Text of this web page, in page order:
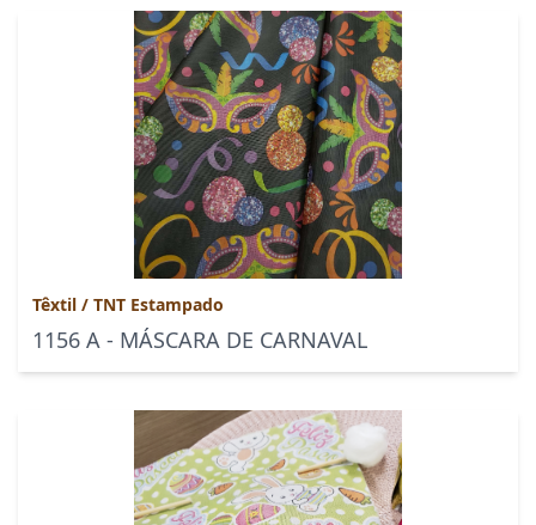
Têxtil / TNT Estampado
1156 A - MÁSCARA DE CARNAVAL